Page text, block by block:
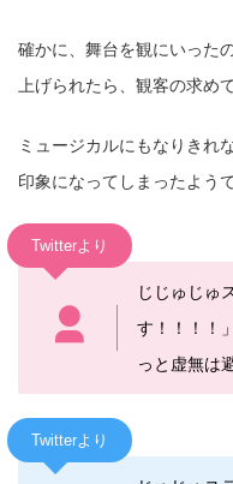
確かに、舞台を観にいった
上げられたら、観客の求め
ミュージカルにもなりきれ
印象になってしまったようで
Twitterより
じ じゅじゅ
す！！！！
っと虚無は
Twitterより